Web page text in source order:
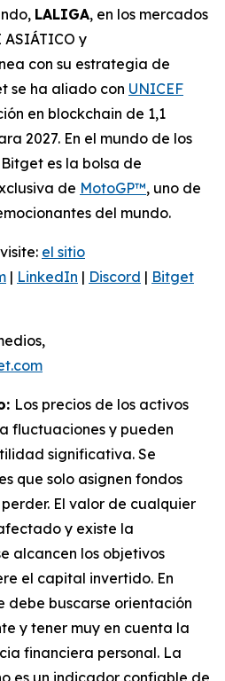
LALIGA, en los mercados
ASIÁTICO y
con su estrategia de
se ha aliado con UNICEF
en blockchain de 1,1
2027. En el mundo de los
es la bolsa de
de MotoGP™, uno de
del mundo.
el sitio
| LinkedIn | Discord | Bitget
Los precios de los activos
fluctuaciones y pueden
significativa. Se
que solo asignen fondos
El valor de cualquier
y existe la
alcancen los objetivos
el capital invertido. En
debe buscarse orientación
y tener muy en cuenta la
financiera personal. La